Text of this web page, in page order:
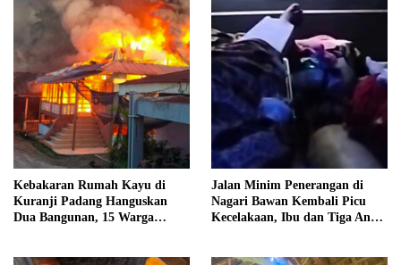
Kebakaran Rumah Kayu di
Kuranji Padang Hanguskan
Dua Bangunan, 15 Warga
Jalan Minim Penerangan di
Nagari Bawan Kembali Picu
Kecelakaan, Ibu dan Tiga Anak